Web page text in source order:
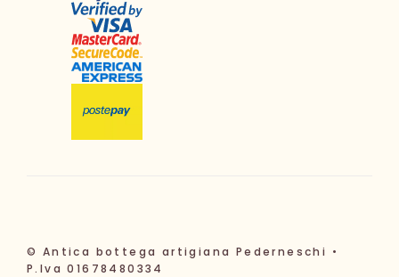
© Antica bottega artigiana Pederneschi •
P.Iva 01678480334